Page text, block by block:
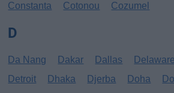
Constanta
Cotonou Cozumel
D
Da Nang Dakar Dallas Delaware
Detroit
Dhaka Djerba Doha